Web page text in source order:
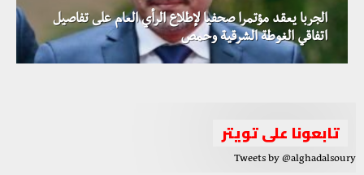
الجربا يعقد مؤتمرا صحفيا لإطلاع الرأي العام على تفاصيل
اتفاقي الغوطة الشرقية وحمص
الكرملين يعلن أن العلاقات الروسية الأمريكية وصلت إلى
مستوى خطر للغاية
هدوء حذر في ريف حمص الشمالي مع تواصل المعارك في
تابعونا على تويتر
Tweets by @alghadalsoury